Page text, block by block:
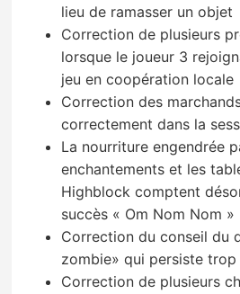
lieu de ramasser un objet
Correction de plusieurs
lorsque le joueur 3
jeu en coopération locale
Correction des
correctement dans la
La nourriture engendrée
enchantements et les
Highblock comptent
succès « Om Nom Nom »
Correction du conseil du
zombie» qui persiste
Correction de plusieurs